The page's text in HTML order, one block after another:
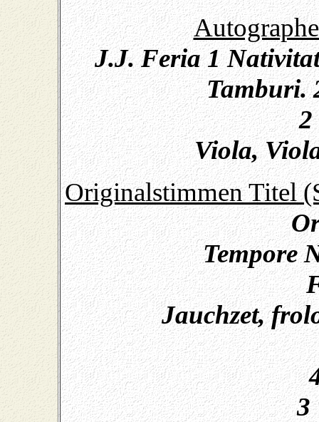
J.J. Feria 1
Tamburi.
Viola,
Originalstimmen Titel
Tempore
Jauchzet,
3